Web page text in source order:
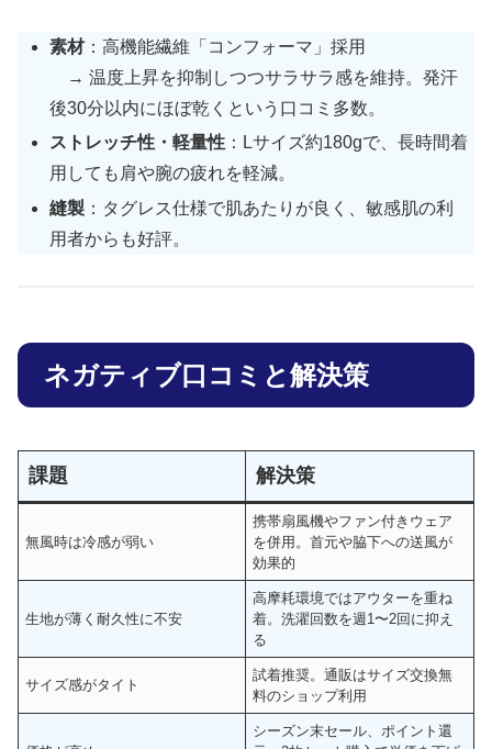
素材：高機能繊維「コンフォーマ」採用
→ 温度上昇を抑制しつつサラサラ感を維持。発汗
後30分以内にほぼ乾くという口コミ多数。
ストレッチ性・軽量性 ：Lサイズ約180gで、長時間着
用しても肩や腕の疲れを軽減。
縫製 ：タグレス仕様で肌あたりが良く、敏感肌の利
用者からも好評。
ネガティブ口コミと解決策
課題 解決策
無風時は冷感が弱い
携帯扇風機やファン付きウェア
を併用。首元や脇下への送風が
効果的
生地が薄く耐久性に不安
高摩耗環境ではアウターを重ね
着。洗濯回数を週1〜2回に抑え
る
サイズ感がタイト
試着推奨。通販はサイズ交換無
料のショップ利用
シーズン末セール、ポイント還